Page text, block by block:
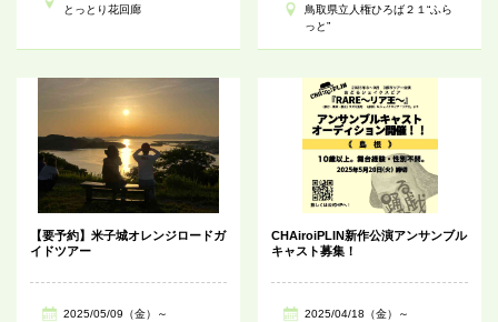
とっとり花回廊
鳥取県立人権ひろば２１“ふら
っと”
【要予約】米子城オレンジロードガ
イドツアー
2025/05/09（金）～
CHAiroiPLIN新作公演アンサンブル
キャスト募集！
2025/04/18（金）～